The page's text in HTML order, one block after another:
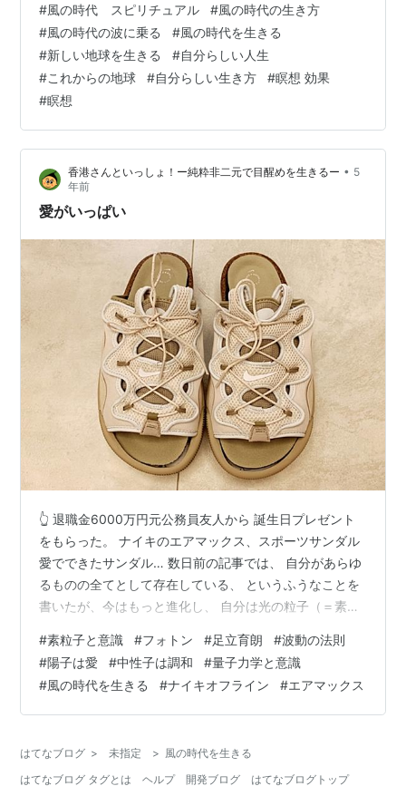
世界は曇りですが、 今日は満月です♪ （18時16分ごろに
満月を迎えました。） 自分の内に意識を向けると、 まる
で明るい海の中で 天から光が降り注いていでるような感
覚で、 今日は光やエネルギーが溢れているのを感じま
す。 まるで自分が人魚やイルカのように感じ、 水…
#風の時代 スピリチュアル #風の時代の生き方
#風の時代の波に乗る #風の時代を生きる
#新しい地球を生きる #自分らしい人生
#これからの地球 #自分らしい生き方 #瞑想 効果
#瞑想
香港さんといっしょ！ー純粋非二元で目醒めを生きるー • 5
年前
愛がいっぱい
👆 退職金6000万円元公務員友人から 誕生日プレゼント
をもらった。 ナイキのエアマックス、スポーツサンダル
愛でできたサンダル… 数日前の記事では、 自分があらゆ
るものの全てとして存在している、 というふうなことを
書いたが、今はもっと進化し、 自分は光の粒子（＝素粒
る。 それは単なる、 概念や考え方からくる形而上学的な
理解ではなく、 まさに存在の在り方としてそう感じられ
ている。 自分が光の素粒子それ自体である、 という知覚
が芽生えてくると、 物質世界のことは自由自在にどうに
んなテーブルが…
#素粒子と意識 #フォトン #足立育朗 #波動の法則
#陽子は愛 #中性子は調和 #量子力学と意識
#風の時代を生きる #ナイキオフライン #エアマックス
はてなブログ > 未指定 > 風の時代を生きる
はてなブログ タグとは
ヘルプ 開発ブログ はてなブログトップ